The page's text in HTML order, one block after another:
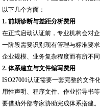
以下几个方面：
1. 前期诊断与差距分析费用
在正式启动认证前，专业机构会对
一阶段需要识别现有管理与标准要
企业规模、业务复杂程度而有所不同
2. 体系建立与文件编写费用
ISO27001认证需要一套完整的文件
用性声明、程序文件、作业指导书
要借助外部专家协助完成体系搭建。